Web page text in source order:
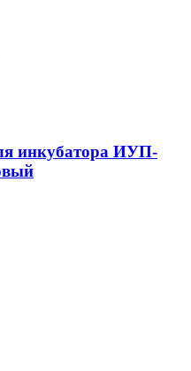
инкубатора ИУП-